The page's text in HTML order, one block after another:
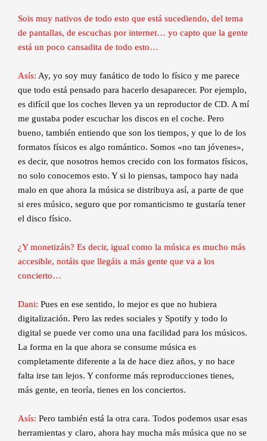
Sois muy nativos de todo esto que está sucediendo, del tema
de pantallas, de escuchas por internet… yo capto que la gente
está un poco cansadita de todo esto…
Asís: Ay, yo soy muy fanático de todo lo físico y me parece
que todo está pensado para hacerlo desaparecer. Por ejemplo,
es difícil que los coches lleven ya un reproductor de CD. A mí
me gustaba poder escuchar los discos en el coche. Pero
bueno, también entiendo que son los tiempos, y que lo de los
formatos físicos es algo romántico. Somos «no tan jóvenes»,
es decir, que nosotros hemos crecido con los formatos físicos,
no solo conocemos esto. Y si lo piensas, tampoco hay nada
malo en que ahora la música se distribuya así, a parte de que
si eres músico, seguro que por romanticismo te gustaría tener
el disco físico.
¿Y monetizáis? Es decir, igual como la música es mucho más
accesible, notáis que llegáis a más gente que va a los
concierto…
Dani: Pues en ese sentido, lo mejor es que no hubiera
digitalización. Pero las redes sociales y Spotify y todo lo
digital se puede ver como una una facilidad para los músicos.
La forma en la que ahora se consume música es
completamente diferente a la de hace diez años, y no hace
falta irse tan lejos. Y conforme más reproducciones tienes,
más gente, en teoría, tienes en los conciertos.
Asís: Pero también está la otra cara. Todos podemos usar esas
herramientas y claro, ahora hay mucha más música que no se